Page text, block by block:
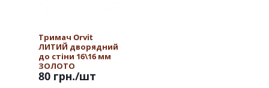
Тримач Orvit
ЛИТИЙ дворядний
до стіни 16\16 мм
ЗОЛОТО
80 грн./шт